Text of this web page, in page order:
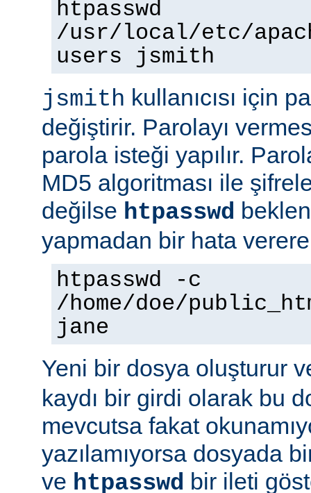
htpasswd
/usr/local/etc/
users jsmith
jsmith kullanıcısı için
değiştirir. Parolayı
parola isteği yapılır.
MD5 algoritması ile
değilse htpasswd
yapmadan bir hata
htpasswd -c
/home/doe/
jane
Yeni bir dosya oluşturur
kaydı bir girdi olarak bu
mevcutsa fakat
yazılamıyorsa dosyada
ve htpasswd bir ileti